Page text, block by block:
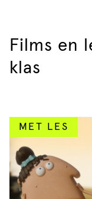
Alle
Gesproken
Soort film
Films en
klas
MET LES